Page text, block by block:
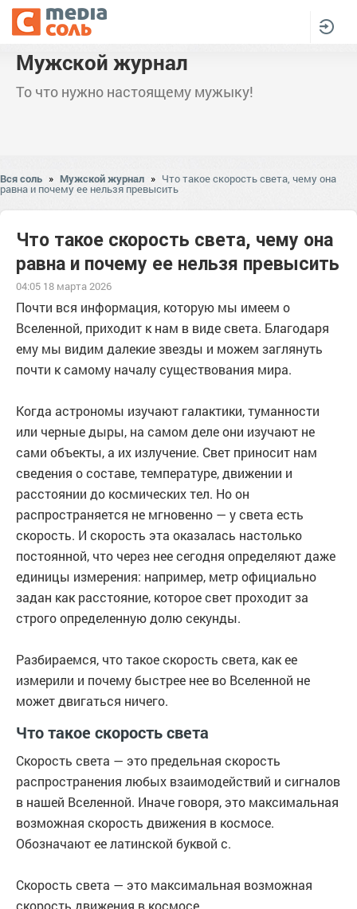
Мужской журнал
То что нужно настоящему мужыку!
Вся соль » Мужской журнал » Что такое скорость света, чему она
равна и почему ее нельзя превысить
Что такое скорость света, чему она
равна и почему ее нельзя превысить
04:05 18 марта 2026
Почти вся информация, которую мы имеем о
Вселенной, приходит к нам в виде света. Благодаря
ему мы видим далекие звезды и можем заглянуть
почти к самому началу существования мира.
Когда астрономы изучают галактики, туманности
или черные дыры, на самом деле они изучают не
сами объекты, а их излучение. Свет приносит нам
сведения о составе, температуре, движении и
расстоянии до космических тел. Но он
распространяется не мгновенно — у света есть
скорость. И скорость эта оказалась настолько
постоянной, что через нее сегодня определяют даже
единицы измерения: например, метр официально
задан как расстояние, которое свет проходит за
строго определенную долю секунды.
Разбираемся, что такое скорость света, как ее
измерили и почему быстрее нее во Вселенной не
может двигаться ничего.
Что такое скорость света
Скорость света — это предельная скорость
распространения любых взаимодействий и сигналов
в нашей Вселенной. Иначе говоря, это максимальная
возможная скорость движения в космосе.
Обозначают ее латинской буквой c.
Скорость света — это максимальная возможная
скорость движения в космосе